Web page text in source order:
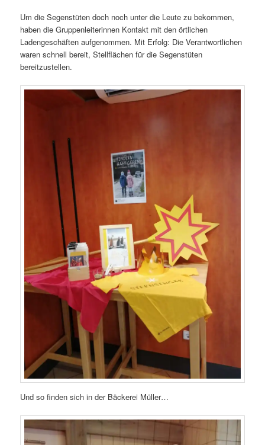
Um die Segenstüten doch noch unter die Leute zu bekommen,
haben die Gruppenleiterinnen Kontakt mit den örtlichen
Ladengeschäften aufgenommen. Mit Erfolg: Die Verantwortlichen
waren schnell bereit, Stellflächen für die Segenstüten
bereitzustellen.
Und so finden sich in der Bäckerei Müller…